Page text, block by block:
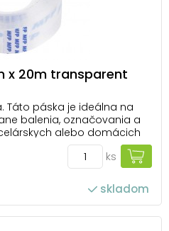
x 20m transparent
Táto páska je ideálna na
balenia, označovania a
alebo domácich
estetický vzhľad a
na ktorú je
38 mikrónov, čo j...
ks
skladom